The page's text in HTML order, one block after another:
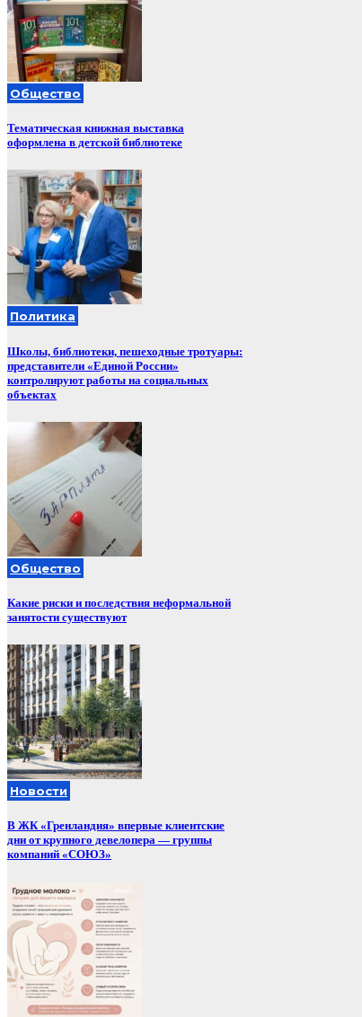
Общество
Тематическая книжная выставка
оформлена в детской библиотеке
Политика
Школы, библиотеки, пешеходные тротуары:
представители «Единой России»
контролируют работы на социальных
объектах
Общество
Какие риски и последствия неформальной
занятости существуют
Новости
В ЖК «Гренландия» впервые клиентские
дни от крупного девелопера — группы
компаний «СОЮЗ»